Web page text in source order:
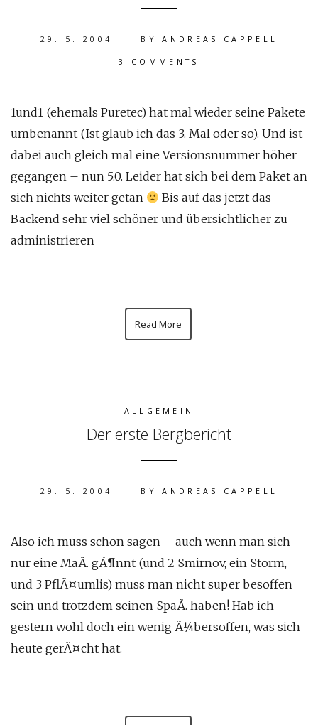
29. 5. 2004 BYANDREAS CAPPELL
3 COMMENTS
1und1 (ehemals Puretec) hat mal wieder seine Pakete
umbenannt (Ist glaub ich das 3. Mal oder so). Und ist
dabei auch gleich mal eine Versionsnummer höher
gegangen – nun 5.0. Leider hat sich bei dem Paket an
sich nichts weiter getan
Bis auf das jetzt das
Backend sehr viel schöner und übersichtlicher zu
administrieren
Read More
ALLGEMEIN
Der erste Bergbericht
29. 5. 2004 BYANDREAS CAPPELL
Also ich muss schon sagen – auch wenn man sich
nur eine MaÃ. gÃ¶nnt (und 2 Smirnov, ein Storm,
und 3 PflÃ¤umlis) muss man nicht super besoffen
sein und trotzdem seinen SpaÃ. haben! Hab ich
gestern wohl doch ein wenig Ã¼bersoffen, was sich
heute gerÃ¤cht hat.